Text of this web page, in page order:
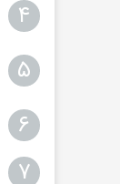
۴
۵
۶
۷